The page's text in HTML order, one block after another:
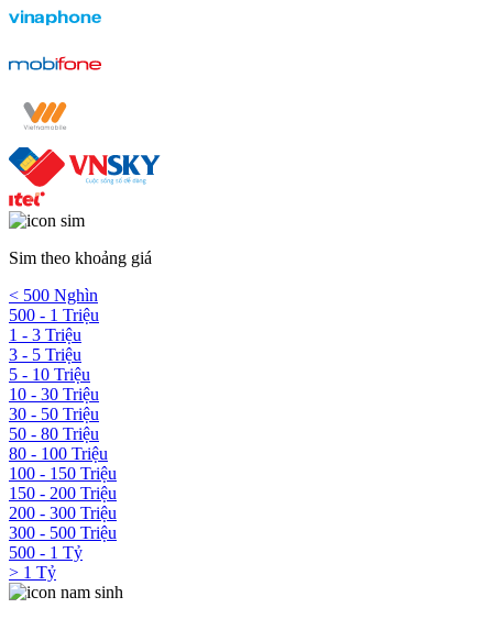
Sim theo khoảng giá
< 500 Nghìn
500 - 1 Triệu
1 - 3 Triệu
3 - 5 Triệu
5 - 10 Triệu
10 - 30 Triệu
30 - 50 Triệu
50 - 80 Triệu
80 - 100 Triệu
100 - 150 Triệu
150 - 200 Triệu
200 - 300 Triệu
300 - 500 Triệu
500 - 1 Tỷ
> 1 Tỷ